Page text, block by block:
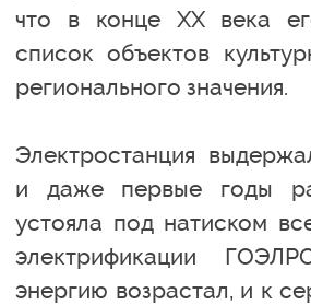
что в конце ХХ века
список объектов
регионального значения.
Электростанция
и даже первые годы
устояла под натиском
электрификации
энергию возрастал, и к